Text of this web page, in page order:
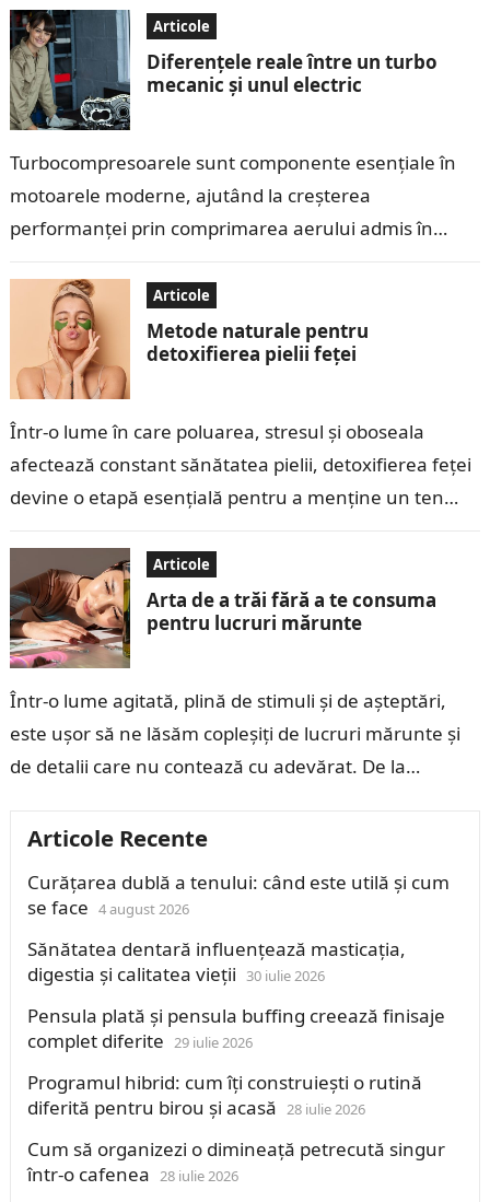
pe…
Articole
Diferențele reale între un turbo
mecanic și unul electric
Turbocompresoarele sunt componente esențiale în
motoarele moderne, ajutând la creșterea
performanței prin comprimarea aerului admis în
pe piață au…
Articole
Metode naturale pentru
detoxifierea pielii feței
Într-o lume în care poluarea, stresul și oboseala
afectează constant sănătatea pielii, detoxifierea feței
devine o etapă esențială pentru a menține un ten
Articole
Arta de a trăi fără a te consuma
pentru lucruri mărunte
Într-o lume agitată, plină de stimuli și de așteptări,
este ușor să ne lăsăm copleșiți de lucruri mărunte și
de detalii care nu contează cu adevărat. De la…
Articole Recente
Curățarea dublă a tenului: când este utilă și cum
se face 4 august 2026
Sănătatea dentară influențează masticația,
digestia și calitatea vieții 30 iulie 2026
Pensula plată și pensula buffing creează finisaje
complet diferite 29 iulie 2026
Programul hibrid: cum îți construiești o rutină
diferită pentru birou și acasă 28 iulie 2026
Cum să organizezi o dimineață petrecută singur
într-o cafenea 28 iulie 2026